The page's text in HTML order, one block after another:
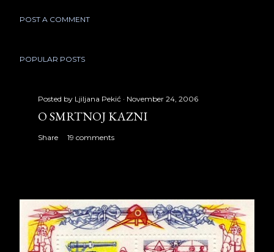
POST A COMMENT
POPULAR POSTS
Posted by Ljiljana Pekić November 24, 2006
O SMRTNOJ KAZNI
Share 19 comments